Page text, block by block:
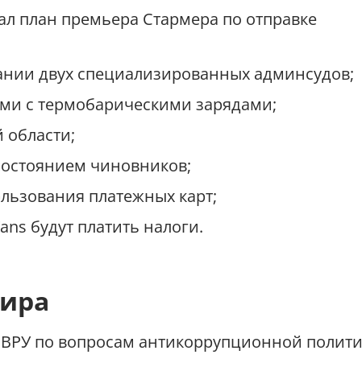
план премьера Стармера по отправке
двух специализированных админсудов;
с термобарическими зарядами;
области;
чиновников;
платежных карт;
будут платить налоги.
по вопросам антикоррупционной